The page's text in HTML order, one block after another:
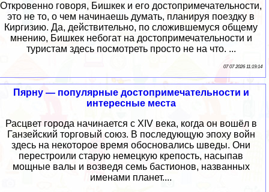
Откровенно говоря, Бишкек и его достопримечательности,
это не то, о чем начинаешь думать, планируя поездку в
Киргизию. Да, действительно, по сложившемуся общему
мнению, Бишкек небогат на достопримечательности и
туристам здесь посмотреть просто не на что. ...
07 07 2026 11:19:14
Пярну — популярные достопримечательности и
интересные места
Расцвет города начинается с XIV века, когда он вошёл в
Ганзейский торговый союз. В последующую эпоху войн
здесь на некоторое время обосновались шведы. Они
перестроили старую немецкую крепость, насыпав
мощные валы и возведя семь бастионов, названных
именами планет....